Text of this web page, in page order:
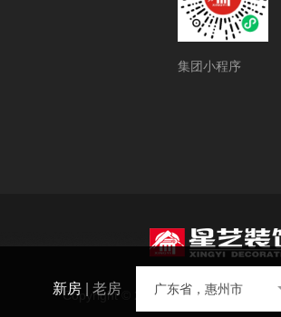
集团小程序
Copyright © 2025 星艺装饰 版权所有
新房| 老房